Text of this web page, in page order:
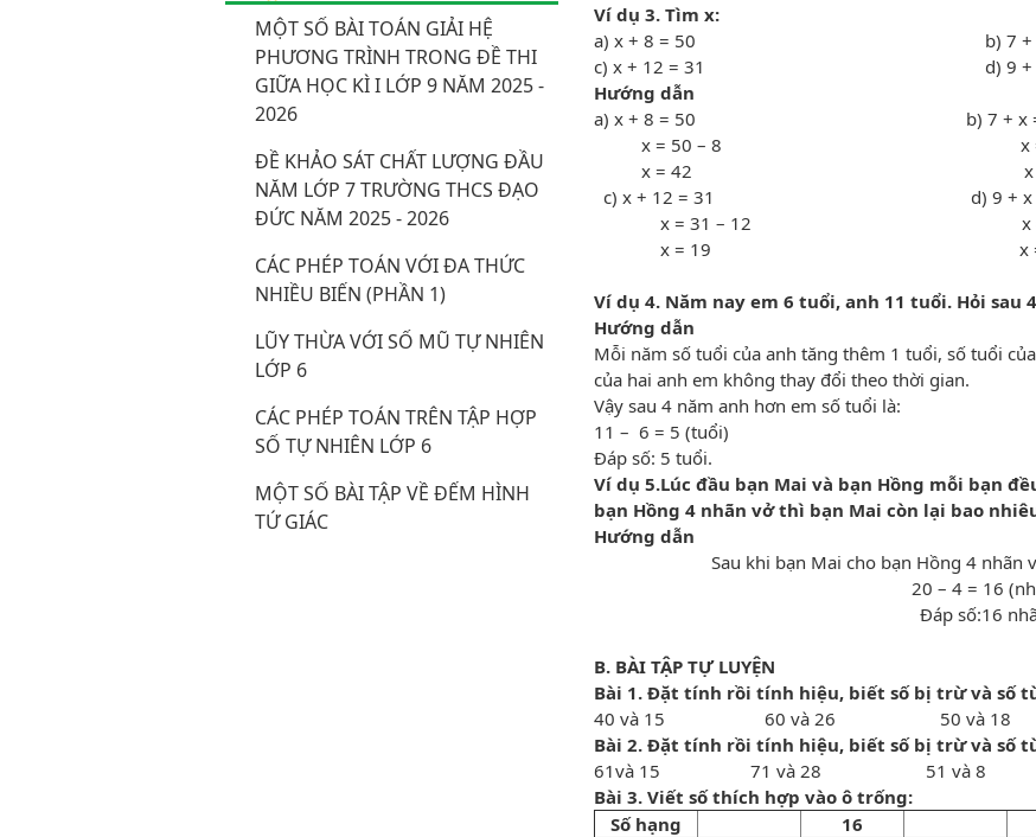
MỘT SỐ BÀI TOÁN GIẢI HỆ
PHƯƠNG TRÌNH TRONG ĐỀ THI
GIỮA HỌC KÌ I LỚP 9 NĂM 2025 -
2026
ĐỀ KHẢO SÁT CHẤT LƯỢNG ĐẦU
NĂM LỚP 7 TRƯỜNG THCS ĐẠO
ĐỨC NĂM 2025 - 2026
CÁC PHÉP TOÁN VỚI ĐA THỨC
NHIỀU BIẾN (PHẦN 1)
LŨY THỪA VỚI SỐ MŨ TỰ NHIÊN
LỚP 6
CÁC PHÉP TOÁN TRÊN TẬP HỢP
SỐ TỰ NHIÊN LỚP 6
MỘT SỐ BÀI TẬP VỀ ĐẾM HÌNH
TỨ GIÁC
Ví dụ 3. Tìm x:
a) x + 8 = 50 b) 7
c) x + 12 = 31 d) 9 +
Hướng dẫn
a) x + 8 = 50 b) 7 + x =
x = 50 – 8 x = 11
x = 42 x =
c) x + 12 = 31 d) 9 + x =
x = 31 – 12 x = 61
x = 19
Ví dụ 4. Năm nay em 6 tuổi, anh 11 tuổi. Hỏi
Hướng dẫn
Mỗi năm số tuổi của anh tăng thêm 1 tuổi, số tuổi
của hai anh em không thay đổi theo thời gian.
Vậy sau 4 năm anh hơn em số tuổi là:
11 – 6 = 5 (tuổi)
Đáp số: 5 tuổi.
Ví dụ 5.Lúc đầu bạn Mai và bạn Hồng mỗi bạn
bạn Hồng 4 nhãn vở thì bạn Mai còn lại bao
Hướng dẫn
Sau khi bạn Mai cho bạn Hồng 4 nhãn
20 – 4 = 16
Đáp số:16
B. BÀI TẬP TỰ LUYỆN
Bài 1. Đặt tính rồi tính hiệu, biết số bị trừ và số
40 và 15 60 và 26 50 và
Bài 2. Đặt tính rồi tính hiệu, biết số bị trừ và số
61và 15 71 và 28 51
Bài 3. Viết số thích hợp vào ô trống:
Số hạng
16